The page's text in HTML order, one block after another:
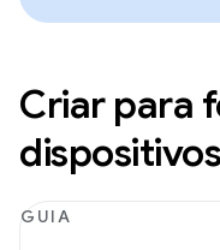
Criar para
GUIA